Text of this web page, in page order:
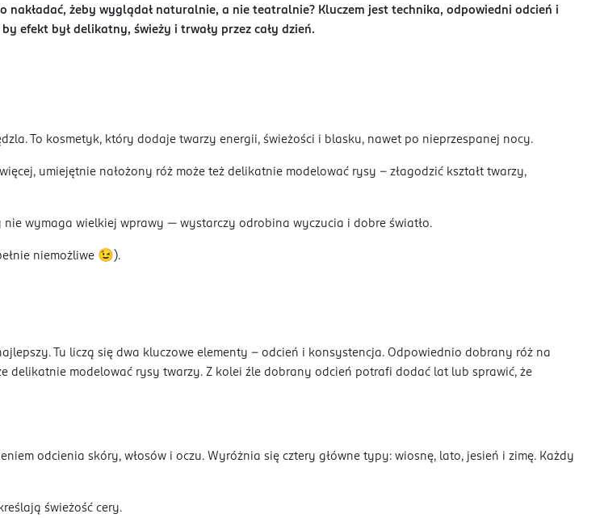
nakładać, żeby wyglądał naturalnie, a nie teatralnie? Kluczem jest technika, odpowiedni odcień i
efekt był delikatny, świeży i trwały przez cały dzień.
To kosmetyk, który dodaje twarzy energii, świeżości i blasku, nawet po nieprzespanej nocy.
umiejętnie nałożony róż może też delikatnie modelować rysy – złagodzić kształt twarzy,
wymaga wielkiej wprawy — wystarczy odrobina wyczucia i dobre światło.
niemożliwe 😉).
Tu liczą się dwa kluczowe elementy – odcień i konsystencja. Odpowiednio dobrany róż na
delikatnie modelować rysy twarzy. Z kolei źle dobrany odcień potrafi dodać lat lub sprawić, że
odcienia skóry, włosów i oczu. Wyróżnia się cztery główne typy: wiosnę, lato, jesień i zimę. Każdy
świeżość cery.